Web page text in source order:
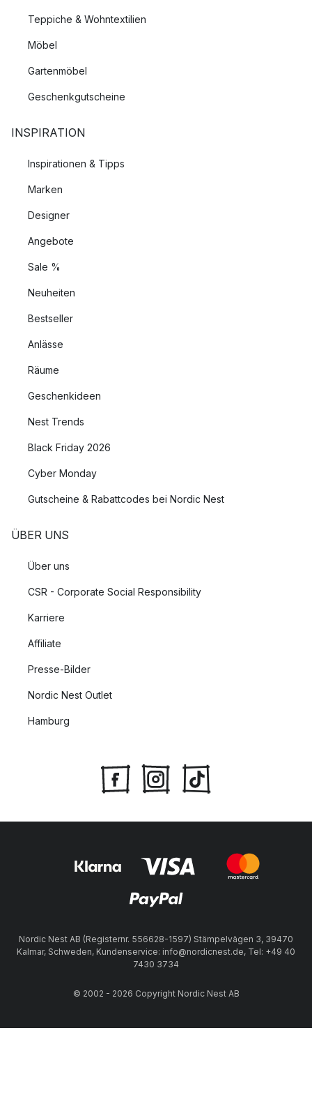
Teppiche & Wohntextilien
Möbel
Gartenmöbel
Geschenkgutscheine
INSPIRATION
Inspirationen & Tipps
Marken
Designer
Angebote
Sale %
Neuheiten
Bestseller
Anlässe
Räume
Geschenkideen
Nest Trends
Black Friday 2026
Cyber Monday
Gutscheine & Rabattcodes bei Nordic Nest
ÜBER UNS
Über uns
CSR - Corporate Social Responsibility
Karriere
Affiliate
Presse-Bilder
Nordic Nest Outlet
Hamburg
Nordic Nest AB (Registernr. 556628-1597) Stämpelvägen 3, 39470
Kalmar, Schweden, Kundenservice: info@nordicnest.de, Tel: +49 40
7430 3734
© 2002 - 2026 Copyright Nordic Nest AB